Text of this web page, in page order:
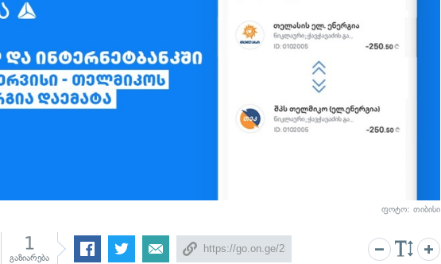
ფოტო: თიბისი
1
გაზიარება